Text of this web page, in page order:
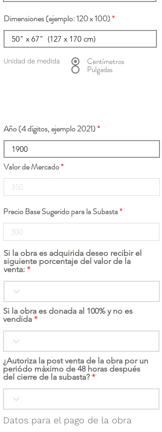
Dimensiones (ejemplo: 120 x 100)
Unidad de medida Centímetros
Pulgadas
Año (4 dígitos, ejemplo 2021)
Valor de Mercado
Precio Base Sugerido para la Subasta
Si la obra es adquirida deseo recibir el
siguiente porcentaje del valor de la
venta:
Si la obra es donada al 100% y no es
vendida
¿Autoriza la post venta de la obra por un
periódo máximo de 48 horas después
del cierre de la subasta?
Datos para el pago de la obra